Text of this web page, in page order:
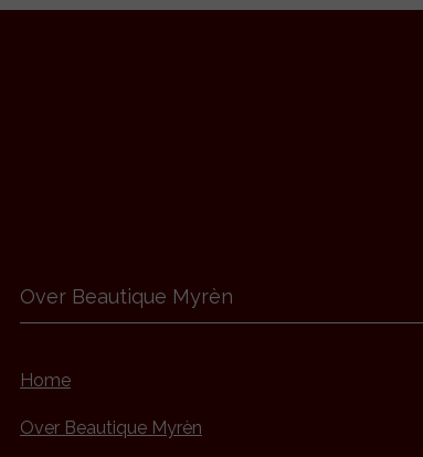
Over Beautique Myrèn
Home
Over Beautique Myrèn